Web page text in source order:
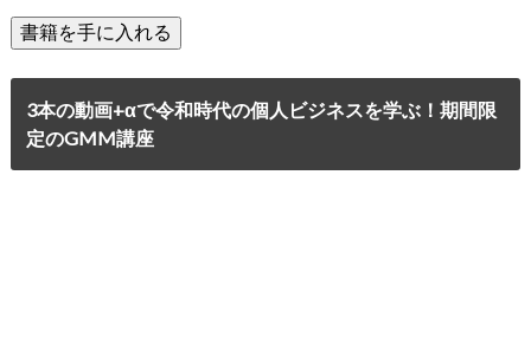
3本の動画+αで令和時代の個人ビジネスを学ぶ！期間限
定のGMM講座